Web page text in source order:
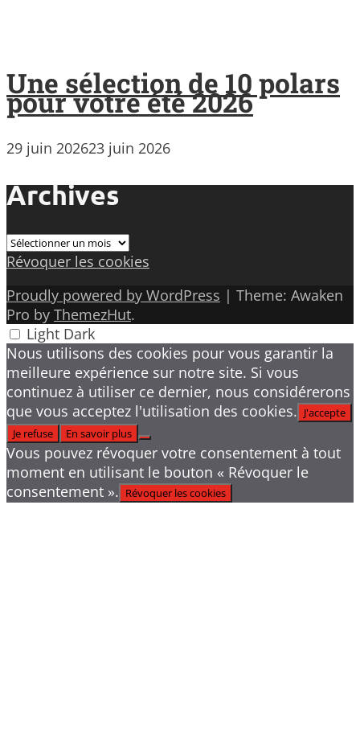
Une sélection de 10 polars
pour votre été 2026
29 juin 202623 juin 2026
Archives
Archives
Révoquer les cookies
Proudly powered by WordPress | Theme: Awaken
Pro by ThemezHut.
Light Dark
Nous utilisons des cookies pour vous garantir la
meilleure expérience sur notre site. Si vous
continuez à utiliser ce dernier, nous considérerons
que vous acceptez l'utilisation des cookies. J'accepte
Je refuse
En savoir plus
Vous pouvez révoquer votre consentement à tout
moment en utilisant le bouton « Révoquer le
consentement ». Révoquer les cookies